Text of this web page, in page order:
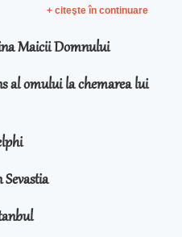
+ citeşte în continuare
Maicii Domnului
al omului la chemarea lui